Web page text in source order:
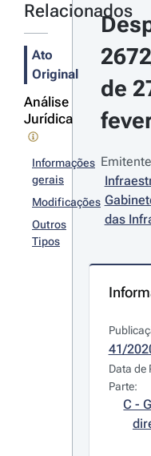
Relacionados
Ato
Original
Análise
Jurídica
Informações
gerais
Modificações
Outros
Tipos
de
das
41/
Data de
Parte:
C -